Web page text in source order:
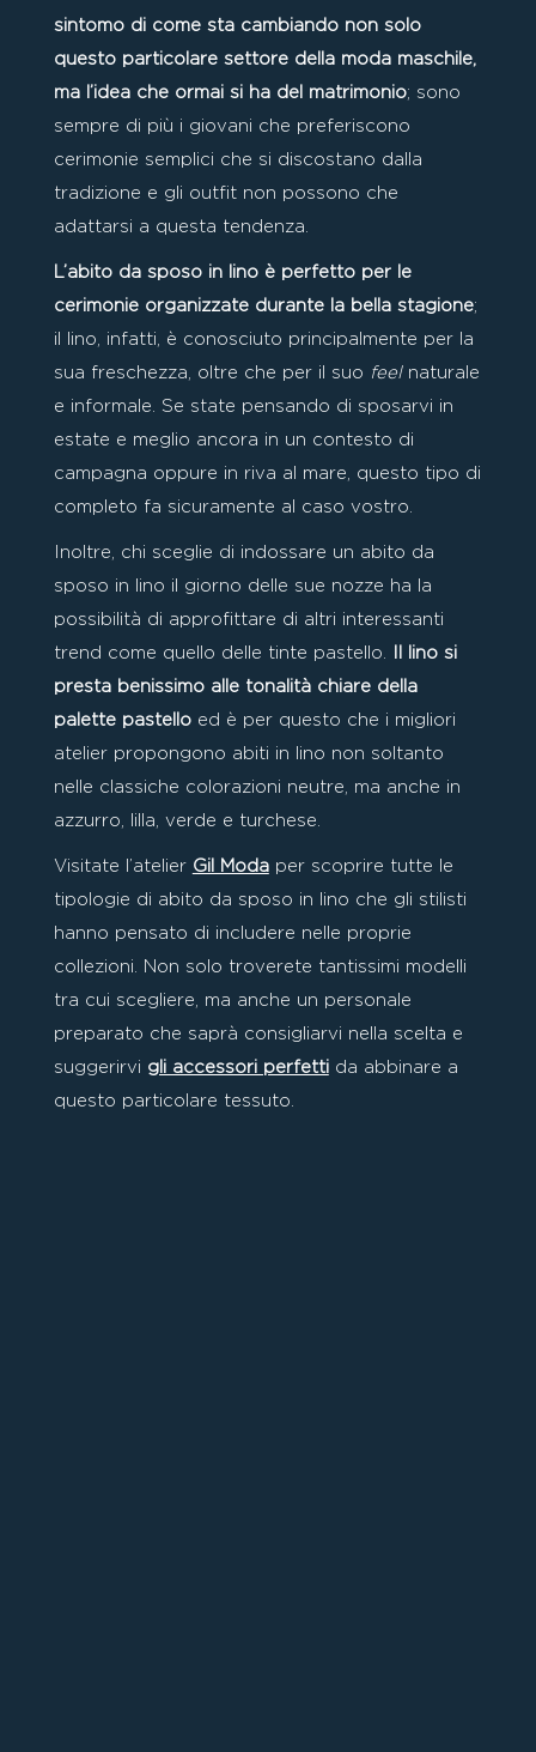
sintomo di come sta cambiando non solo
questo particolare settore della moda maschile,
ma l’idea che ormai si ha del matrimonio; sono
sempre di più i giovani che preferiscono
cerimonie semplici che si discostano dalla
tradizione e gli outfit non possono che
adattarsi a questa tendenza.
L’abito da sposo in lino è perfetto per le
cerimonie organizzate durante la bella stagione;
il lino, infatti, è conosciuto principalmente per la
sua freschezza, oltre che per il suo feel naturale
e informale. Se state pensando di sposarvi in
estate e meglio ancora in un contesto di
campagna oppure in riva al mare, questo tipo di
completo fa sicuramente al caso vostro.
Inoltre, chi sceglie di indossare un abito da
sposo in lino il giorno delle sue nozze ha la
possibilità di approfittare di altri interessanti
trend come quello delle tinte pastello.
Il lino si
presta benissimo alle tonalità chiare della
palette pastello ed è per questo che i migliori
atelier propongono abiti in lino non soltanto
nelle classiche colorazioni neutre, ma anche in
azzurro, lilla, verde e turchese.
Visitate l’atelier Gil Modaper scoprire tutte le
tipologie di abito da sposo in lino che gli stilisti
hanno pensato di includere nelle proprie
collezioni. Non solo troverete tantissimi modelli
tra cui scegliere, ma anche un personale
preparato che saprà consigliarvi nella scelta e
suggerirvi gli accessori perfettida abbinare a
questo particolare tessuto.